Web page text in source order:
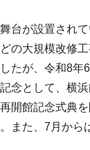
台が設置され
の大規模改修
たが、令和8年
念として、横
開館記念式典
また、7月から